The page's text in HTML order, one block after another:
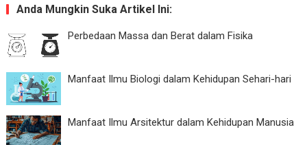
Anda Mungkin Suka Artikel Ini:
Perbedaan Massa dan Berat dalam Fisika
Manfaat Ilmu Biologi dalam Kehidupan Sehari-hari
Manfaat Ilmu Arsitektur dalam Kehidupan Manusia